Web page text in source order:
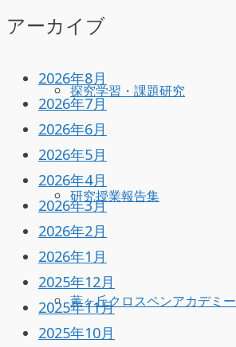
探究学習・課題研究
研究授業報告集
薫ヶ丘クロスペンアカデミー
アーカイブ
2026年8月
2026年7月
2026年6月
2026年5月
2026年4月
2026年3月
2026年2月
2026年1月
2025年12月
2025年11月
2025年10月